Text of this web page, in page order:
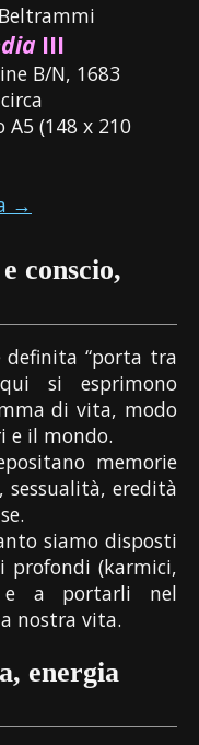
III
B/N, 1683
A5 (148 x 210
→
conscio,
definita “porta tra
si esprimono
di vita, modo
e il mondo.
memorie
sessualità, eredità
siamo disposti
profondi (karmici,
e a portarli nel
nostra vita.
energia